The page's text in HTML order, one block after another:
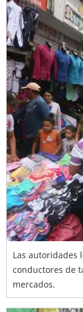
Las autoridades
conductores de
mercados.